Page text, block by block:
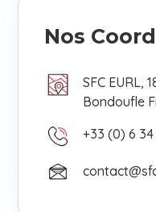
Nos
SFC EURL,
Bondoufle
+33 (0) 6 34